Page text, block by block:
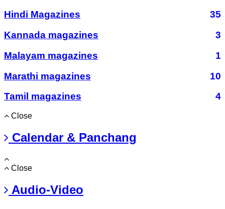
Hindi Magazines
35
Kannada magazines
3
Malayam magazines
1
Marathi magazines
10
Tamil magazines
4
Close
Calendar & Panchang
Close
Audio-Video